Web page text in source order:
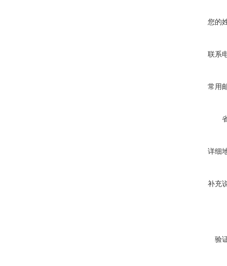
您的
联系
常用
详细
补充
验